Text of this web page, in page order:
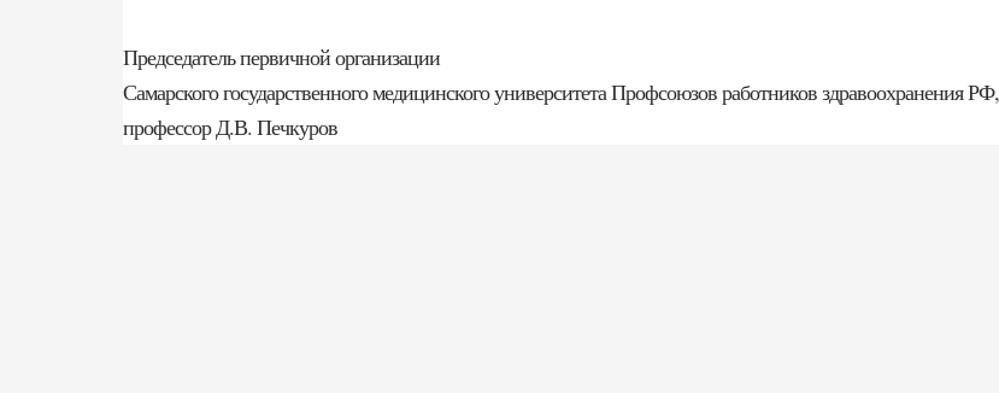
Председатель первичной организации
Самарского государственного медицинского университета Профсоюзов работников здравоохранения РФ,
профессор Д.В. Печкуров